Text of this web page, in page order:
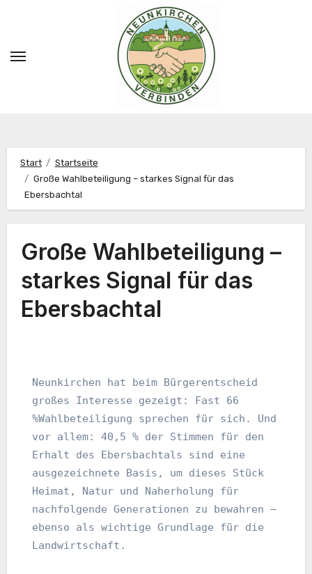
Start
Startseite
Große Wahlbeteiligung – starkes Signal für das
Ebersbachtal
Große Wahlbeteiligung –
starkes Signal für das
Ebersbachtal
Neunkirchen hat beim Bürgerentscheid
großes Interesse gezeigt: Fast 66
%Wahlbeteiligung sprechen für sich. Und
vor allem: 40,5 % der Stimmen für den
Erhalt des Ebersbachtals sind eine
ausgezeichnete Basis, um dieses Stück
Heimat, Natur und Naherholung für
nachfolgende Generationen zu bewahren –
ebenso als wichtige Grundlage für die
Landwirtschaft.